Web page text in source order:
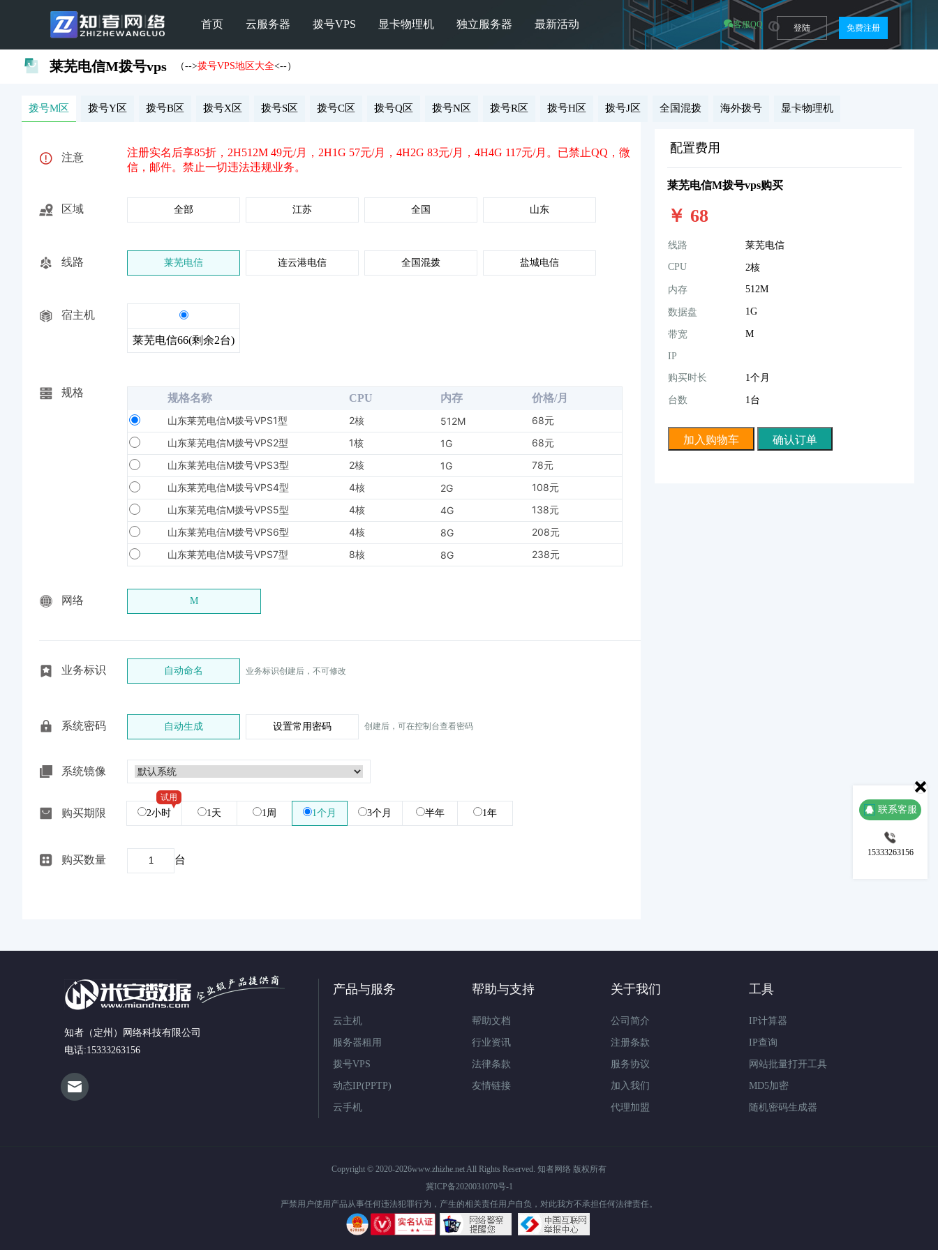
首页 云服务器 拨号VPS 显卡物理机 独立服务器 最新活动 客服QQ 登陆 免费注册
莱芜电信M拨号vps （-->拨号VPS地区大全<--）
拨号M区 拨号Y区 拨号B区 拨号X区 拨号S区 拨号C区 拨号Q区 拨号N区 拨号R区 拨号H区 拨号J区 全国混拨 海外拨号 显卡物理机
注意
注册实名后享85折，2H512M 49元/月，2H1G 57元/月，4H2G 83元/月，4H4G 117元/月。已禁止QQ，微
信，邮件。禁止一切违法违规业务。
区域 全部 江苏 全国 山东
线路 莱芜电信 连云港电信 全国混拨 盐城电信
宿主机
莱芜电信66(剩余2台)
规格 规格名称 CPU 内存
价格/月
山东莱芜电信M拨号VPS1型
2核 512M
68元
山东莱芜电信M拨号VPS2型
1核 1G
68元
山东莱芜电信M拨号VPS3型
2核 1G
78元
山东莱芜电信M拨号VPS4型
4核 2G
108元
山东莱芜电信M拨号VPS5型
4核 4G
138元
山东莱芜电信M拨号VPS6型
4核 8G
208元
山东莱芜电信M拨号VPS7型
8核 8G 238元
网络 M
业务标识 自动命名 业务标识创建后，不可修改
系统密码 自动生成 设置常用密码 创建后，可在控制台查看密码
系统镜像
购买期限 2小时
试用
1天 1周 1个月 3个月 半年 1年
购买数量 台
配置费用
莱芜电信M拨号vps购买
￥ 68
线路 莱芜电信
CPU 2核
内存 512M
数据盘 1G
带宽 M
IP
购买时长 1个月
台数 1台
知者（定州）网络科技有限公司
电话:15333263156
产品与服务
云主机
服务器租用
拨号VPS
动态IP(PPTP)
云手机
帮助与支持
帮助文档
行业资讯
法律条款
友情链接
关于我们
公司简介
注册条款
服务协议
加入我们
代理加盟
工具
IP计算器
IP查询
网站批量打开工具
MD5加密
随机密码生成器
Copyright © 2020-2026www.zhizhe.net All Rights Reserved. 知者网络 版权所有
冀ICP备2020031070号-1
严禁用户使用产品从事任何违法犯罪行为，产生的相关责任用户自负，对此我方不承担任何法律责任。
联系客服
15333263156